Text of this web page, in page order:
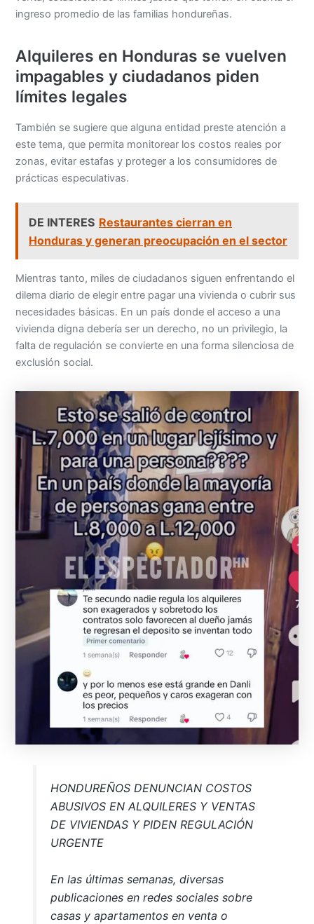
ingreso promedio de las familias hondureñas.
Alquileres en Honduras se vuelven
impagables y ciudadanos piden
límites legales
También se sugiere que alguna entidad preste atención a
este tema, que permita monitorear los costos reales por
zonas, evitar estafas y proteger a los consumidores de
prácticas especulativas.
DE INTERES Restaurantes cierran en
Honduras y generan preocupación en el sector
Mientras tanto, miles de ciudadanos siguen enfrentando el
dilema diario de elegir entre pagar una vivienda o cubrir sus
necesidades básicas. En un país donde el acceso a una
vivienda digna debería ser un derecho, no un privilegio, la
falta de regulación se convierte en una forma silenciosa de
exclusión social.
HONDUREÑOS DENUNCIAN COSTOS
ABUSIVOS EN ALQUILERES Y VENTAS
DE VIVIENDAS Y PIDEN REGULACIÓN
URGENTE
En las últimas semanas, diversas
publicaciones en redes sociales sobre
casas y apartamentos en venta o